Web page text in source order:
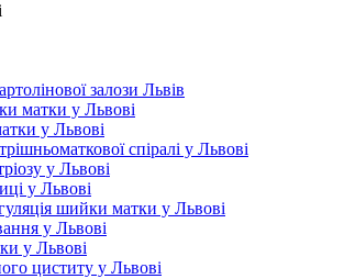
залози Львів
матки у Львові
у Львові
спіралі у Львові
у Львові
у Львові
шийки матки у Львові
у Львові
у Львові
циститу у Львові